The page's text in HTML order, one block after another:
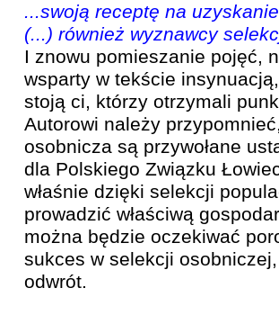
...swoją receptę na
(...) również wyznawcy
I znowu pomieszanie pojęć,
wsparty w tekście
stoją ci, którzy otrzymali
Autorowi należy
osobnicza są przywołane
dla Polskiego Związku
właśnie dzięki selekcji
prowadzić właściwą
można będzie oczekiwać
sukces w selekcji
odwrót.